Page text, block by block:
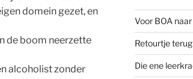
domein gezet, en
de boom neerzette
alcoholist zonder
Voor BOA
Retourtje
Die ene